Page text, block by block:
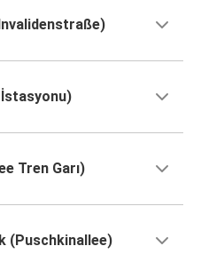
Tren Garı)
(Puschkinallee)